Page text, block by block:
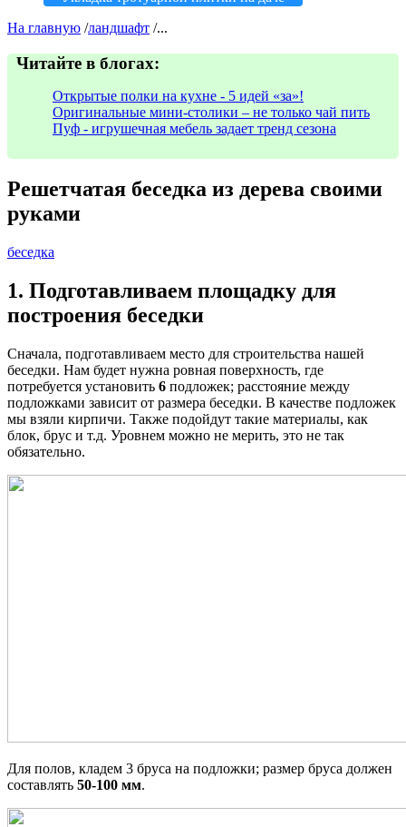
На главную /ландшафт /...
Читайте в блогах:
Открытые полки на кухне - 5 идей «за»!
Оригинальные мини-столики – не только чай пить
Пуф - игрушечная мебель задает тренд сезона
Решетчатая беседка из дерева своими
руками
беседка
1. Подготавливаем площадку для
построения беседки
Сначала, подготавливаем место для строительства нашей
беседки. Нам будет нужна ровная поверхность, где
потребуется установить 6 подложек; расстояние между
подложками зависит от размера беседки. В качестве подложек
мы взяли кирпичи. Также подойдут такие материалы, как
блок, брус и т.д. Уровнем можно не мерить, это не так
обязательно.
Для полов, кладем 3 бруса на подложки; размер бруса должен
составлять 50-100 мм.